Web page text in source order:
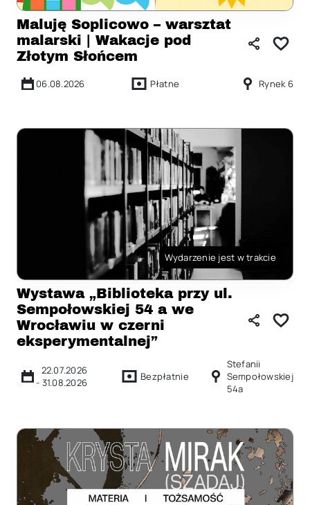
Maluję Soplicowo – warsztat
malarski | Wakacje pod
Złotym Słońcem
06.08.2026 Płatne Rynek 6
Wydarzenie jest w trakcie
Wystawa „Biblioteka przy ul.
Sempołowskiej 54 a we
Wrocławiu w czerni
eksperymentalnej”
22.07.2026
- 31.08.2026 Bezpłatnie
Stefanii
Sempołowskiej
54a